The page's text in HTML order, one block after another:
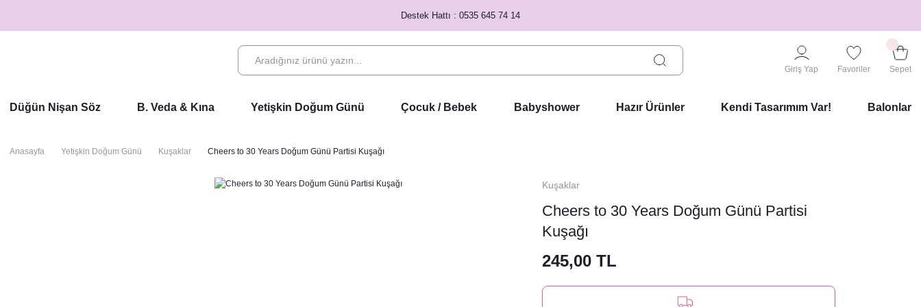
Destek Hattı : 0535 645 74 14
Giriş Yap Favoriler Sepet
Düğün Nişan Söz B. Veda & Kına Yetişkin Doğum Günü Çocuk / Bebek Babyshower Hazır Ürünler Kendi Tasarımım Var! Balonlar
Anasayfa Yetişkin Doğum Günü Kuşaklar Cheers to 30 Years Doğum Günü Partisi Kuşağı
Kuşaklar
Cheers to 30 Years Doğum Günü Partisi
Kuşağı
245,00 TL